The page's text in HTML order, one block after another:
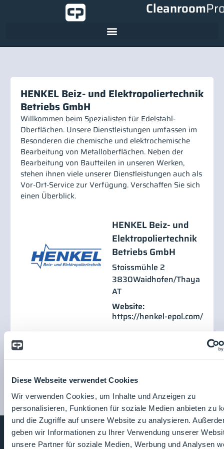
Diese Webseite verwendet Cookies
Wir verwenden Cookies, um Inhalte und Anzeigen zu
personalisieren, Funktionen für soziale Medien anbieten zu
und die Zugriffe auf unsere Website zu analysieren.
geben wir Informationen zu Ihrer Verwendung unserer
unsere Partner für soziale Medien, Werbung und Analysen
Cleanroom
HENKEL Beiz- und Elektropoliertechnik
Betriebs GmbH
Willkommen beim Spezialisten für Edelstahl-
Oberflächen. Unsere Dienstleistungen umfassen im
Besonderen die chemische und elektrochemische
Bearbeitung von Metalloberflächen. Neben der
Bearbeitung von Bautteilen in unseren Werken,
stehen ihnen viele unserer Dienstleistungen auch als
Vor-Ort-Service zur Verfügung. Verschaffen Sie sich
einen Überblick.
HENKEL Beiz- und
Elektropoliertechnik
Betriebs GmbH
Stoissmühle 2
3830Waidhofen/Thaya
AT
Website:
https://henkel-epol.com/